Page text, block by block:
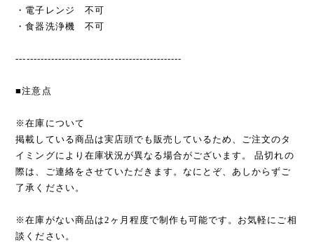
・電子レンジ 不可
・食器洗浄機 不可
-----------------------------------------------
■注意点
※在庫について
掲載している商品は実店頭でも販売しているため、ご注文のタ
イミングにより在庫状況が異なる場合がございます。 品切れの
際は、ご連絡をさせていただきます。なにとぞ、あしからずご
了承ください。
※在庫がない商品は2ヶ月程度で制作も可能です。お気軽にご相
談ください。